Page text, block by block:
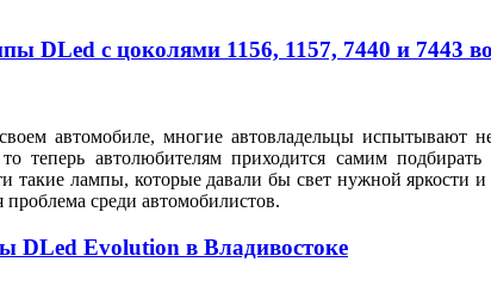
DLed с цоколями 1156, 1157, 7440 и 7443
автомобиле, многие автовладельцы испытывают
теперь автолюбителям приходится самим
такие лампы, которые давали бы свет нужной
проблема среди автомобилистов.
DLed Evolution в Владивостоке